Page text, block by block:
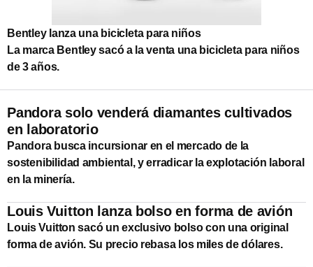
Bentley lanza una bicicleta para niños
La marca Bentley sacó a la venta una bicicleta para niños
de 3 años.
Pandora solo venderá diamantes cultivados
en laboratorio
Pandora busca incursionar en el mercado de la
sostenibilidad ambiental, y erradicar la explotación laboral
en la minería.
Louis Vuitton lanza bolso en forma de avión
Louis Vuitton sacó un exclusivo bolso con una original
forma de avión. Su precio rebasa los miles de dólares.